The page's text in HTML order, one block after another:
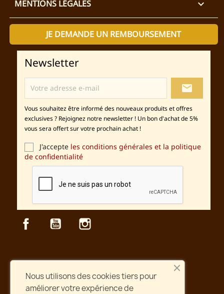
MENTIONS LÉGALES 
JE DEMANDE UN REMBOURSEMENT
Newsletter
local_post_office
Vous souhaitez être informé des nouveaux produits et offres
exclusives ? Rejoignez notre newsletter ! Un bon d'achat de 5%
vous sera offert sur votre prochain achat !
J'accepte les conditions générales et la politique
de confidentialité
Facebook YouTube
Paiement et site web sécurisés
Nous utilisons des cookies tiers pour
améliorer votre expérience de